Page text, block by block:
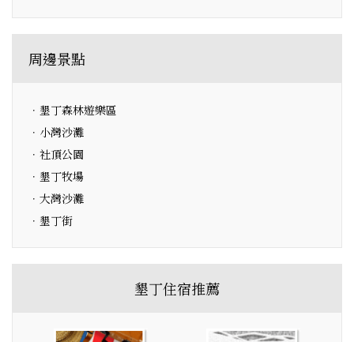
周邊景點
．墾丁森林遊樂區
．小灣沙灘
．社頂公園
．墾丁牧場
．大灣沙灘
．墾丁街
墾丁住宿推薦